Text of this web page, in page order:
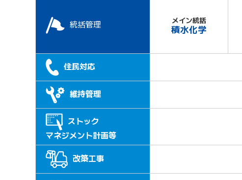
統括管理 メイン統括
積水化学
住民対応
維持管理
ストック
マネジメント計画等
改築工事